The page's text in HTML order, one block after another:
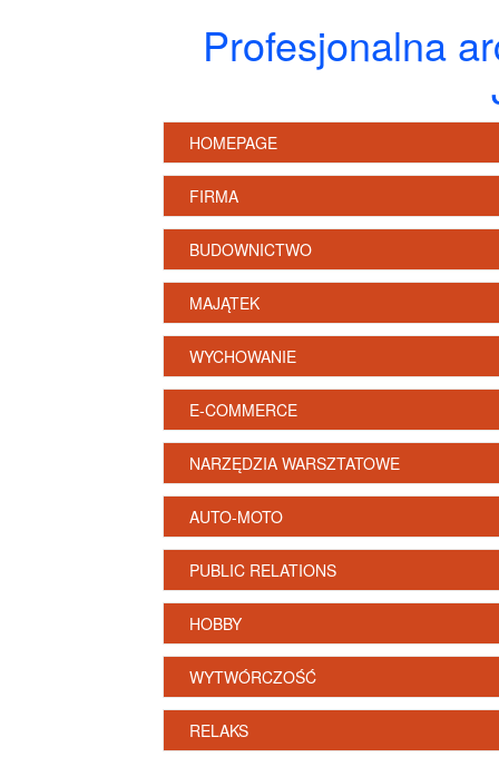
Profesjonalna
HOMEPAGE
FIRMA
BUDOWNICTWO
MAJĄTEK
WYCHOWANIE
E-COMMERCE
NARZĘDZIA WARSZTATOWE
AUTO-MOTO
PUBLIC RELATIONS
HOBBY
WYTWÓRCZOŚĆ
RELAKS